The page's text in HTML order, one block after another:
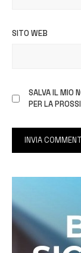
SITO WEB
SALVA IL MIO
PER LA